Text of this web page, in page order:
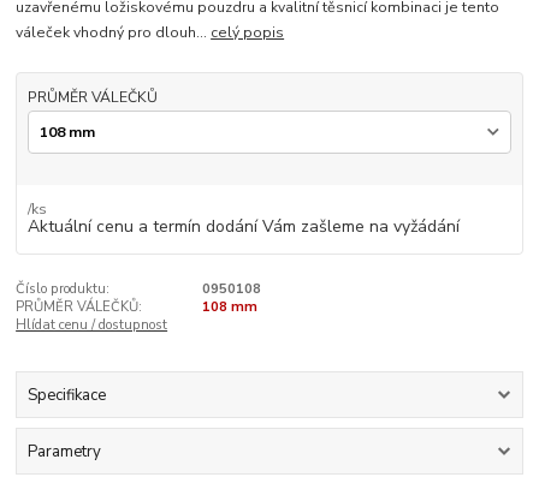
uzavřenému ložiskovému pouzdru a kvalitní těsnicí kombinaci je tento
váleček vhodný pro dlouh... celý popis
PRŮMĚR VÁLEČKŮ
/ks
Aktuální cenu a termín dodání Vám zašleme na vyžádání
Číslo produktu:
0950108
PRŮMĚR VÁLEČKŮ:
108 mm
Hlídat cenu / dostupnost
Specifikace
Parametry